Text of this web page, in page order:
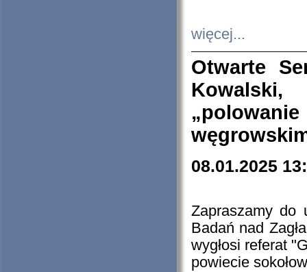
więcej...
Otwarte
08.01.2025
Zapraszamy do
Badań nad
wygłosi referat
powiecie